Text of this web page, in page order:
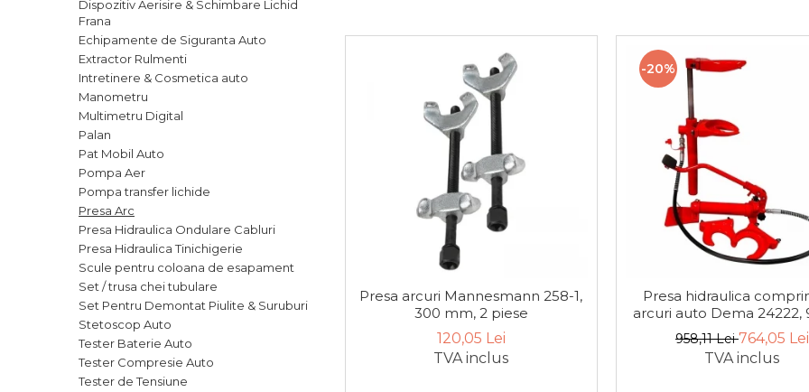
Alarme Casa
Accesorii Baie
Accesorii Telefoane
Casti Audio
Accesorii Laptop & PC
Ultrasunete
Cutii Depozitare
Chinga & Suport Mobila
imbracaminte si incaltaminte
Microscoape
Dispozitiv Aerisire & Schimbare Lichid
Frana
Echipamente de Siguranta Auto
Extractor Rulmenti
Intretinere & Cosmetica auto
Manometru
Multimetru Digital
Palan
Pat Mobil Auto
Pompa Aer
Pompa transfer lichide
Presa Arc
Presa Hidraulica Ondulare Cabluri
Presa Hidraulica Tinichigerie
Scule pentru coloana de esapament
Set / trusa chei tubulare
Set Pentru Demontat Piulite & Suruburi
Stetoscop Auto
Tester Baterie Auto
Tester Compresie Auto
Tester de Tensiune
Presa arcuri Mannesmann 258-1,
300 mm, 2 piese
120,05 Lei
TVA inclus
-20%
Presa hidraulica
arcuri auto Dema 24222,
mm, 750 kg HF 750
958,11 Lei764,05 Lei
TVA inclus